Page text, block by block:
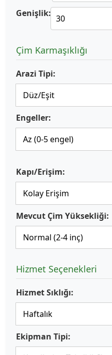
Genişlik:
Çim Karmaşıklığı
Arazi Tipi:
Engeller:
Kapı/Erişim:
Mevcut Çim Yüksekliği:
Hizmet Seçenekleri
Hizmet Sıklığı:
Ekipman Tipi: